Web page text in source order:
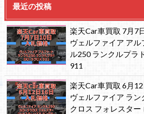
最近の投稿
楽天Car車買取 7月7
ヴェルファイア アル
ル250 ランクルプラ
911
楽天Car車買取 6月
ヴェルファイア ラン
クロス フォレスター